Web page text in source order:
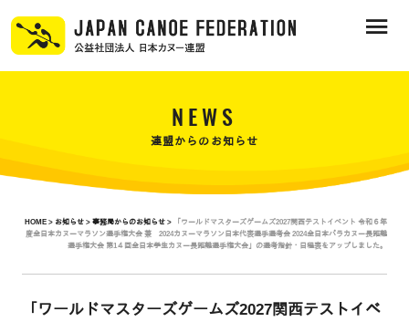
NEWS
連盟からのお知らせ
HOME > お知らせ > 事務局からのお知らせ >
「ワールドマスターズゲームズ2027関西テストイベント 令和６年
度全日本カヌーマラソン選手権大会 兼 2024カヌーマラソン日本代表選手選考会 2024全日本パラカヌー長距離
選手権大会 第1４回全日本学生カヌー長距離選手権大会」の選考指針・日程表をアップしました。
「ワールドマスターズゲームズ2027関西テストイベ